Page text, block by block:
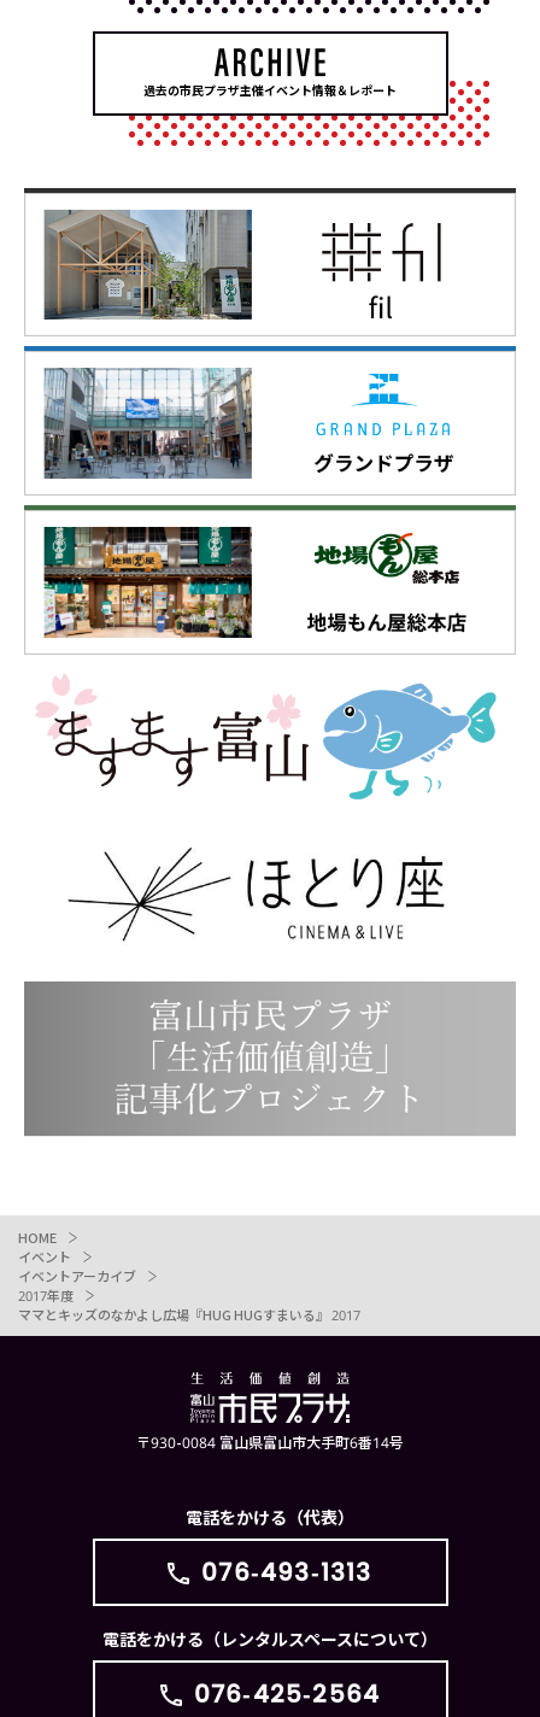
過去の市民プラザ主催イベント情報＆レポート
HOME
イベント
イベントアーカイブ
2017年度
ママとキッズのなかよし広場『HUG HUGすまいる』 2017
〒930-0084 富山県富山市大手町6番14号
電話をかける（代表）
076-493-1313
電話をかける（レンタルスペースについて）
076-425-2564